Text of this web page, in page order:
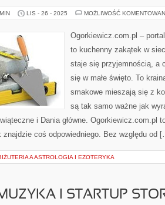
LIS - 26 - 2025 MOŻLIWOŚĆ
Ogorkiewicz.com.pl –
to kuchenny zakątek w
staje się przyjemnością, a
się w małe święto. To
smakowe mieszają się z
są tak samo ważne jak
i Dania główne. Ogorkiewicz.com.pl
znajdzie coś odpowiedniego. Bez względu od
A ASTROLOGIA I EZOTERYKA
I STARTUP